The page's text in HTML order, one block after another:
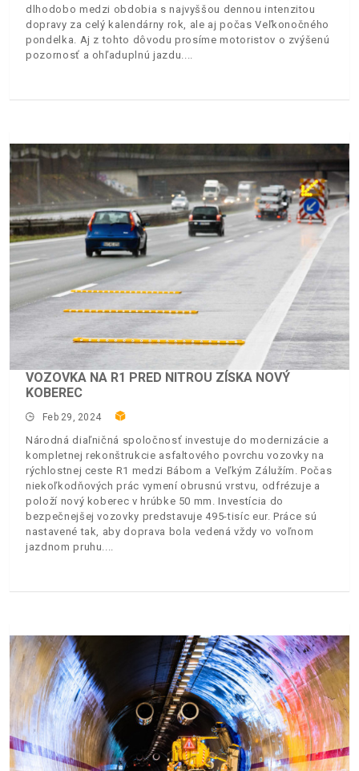
dlhodobo medzi obdobia s najvyššou dennou intenzitou
dopravy za celý kalendárny rok, ale aj počas Veľkonočného
pondelka. Aj z tohto dôvodu prosíme motoristov o zvýšenú
pozornosť a ohľaduplnú jazdu.
VOZOVKA NA R1 PRED NITROU ZÍSKA NOVÝ
KOBEREC
Feb 29, 2024
Národná diaľničná spoločnosť investuje do modernizácie a
kompletnej rekonštrukcie asfaltového povrchu vozovky na
rýchlostnej ceste R1 medzi Bábom a Veľkým Zálužím. Počas
niekoľkodňových prác vymení obrusnú vrstvu, odfrézuje a
položí nový koberec v hrúbke 50 mm. Investícia do
bezpečnejšej vozovky predstavuje 495-tisíc eur. Práce sú
nastavené tak, aby doprava bola vedená vždy vo voľnom
jazdnom pruhu.